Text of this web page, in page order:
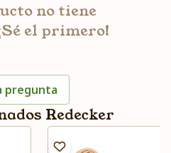
no tiene
el primero!
pregunta
Redecker